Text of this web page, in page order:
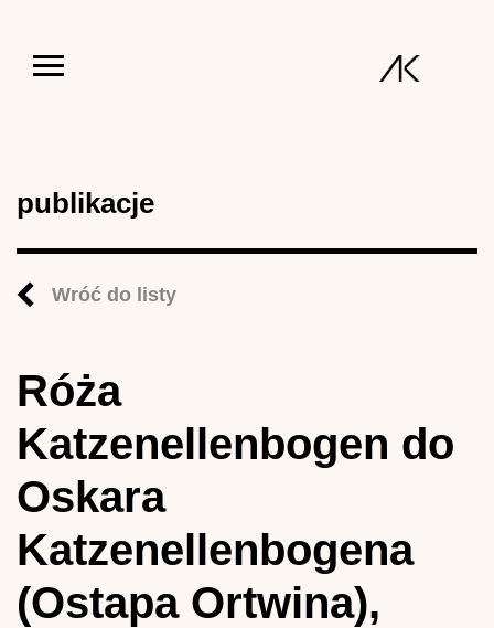
publikacje
Wróć do listy
Róża
Katzenellenbogen do
Oskara
Katzenellenbogena
(Ostapa Ortwina),